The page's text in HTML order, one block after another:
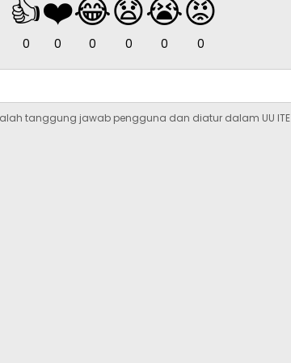
👍
0
❤️
0
😂
0
😧
0
😭
0
😡
0
tanggung jawab pengguna dan diatur dalam UU ITE